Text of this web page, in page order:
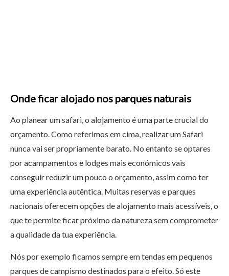
Onde ficar alojado nos parques naturais
Ao planear um safari, o alojamento é uma parte crucial do
orçamento. Como referimos em cima, realizar um Safari
nunca vai ser propriamente barato. No entanto se optares
por acampamentos e lodges mais económicos vais
conseguir reduzir um pouco o orçamento, assim como ter
uma experiência autêntica. Muitas reservas e parques
nacionais oferecem opções de alojamento mais acessíveis, o
que te permite ficar próximo da natureza sem comprometer
a qualidade da tua experiência.
Nós por exemplo ficamos sempre em tendas em pequenos
parques de campismo destinados para o efeito. Só este